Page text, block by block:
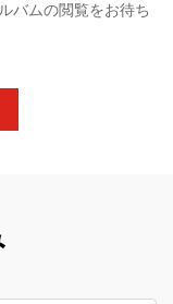
バムの閲覧をお待ち